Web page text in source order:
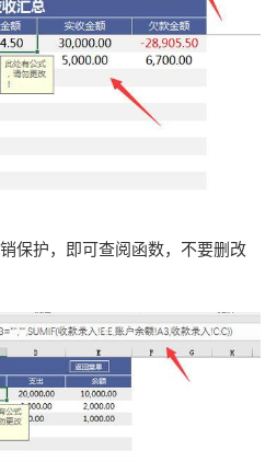
保护，即可查阅函数，不要删改